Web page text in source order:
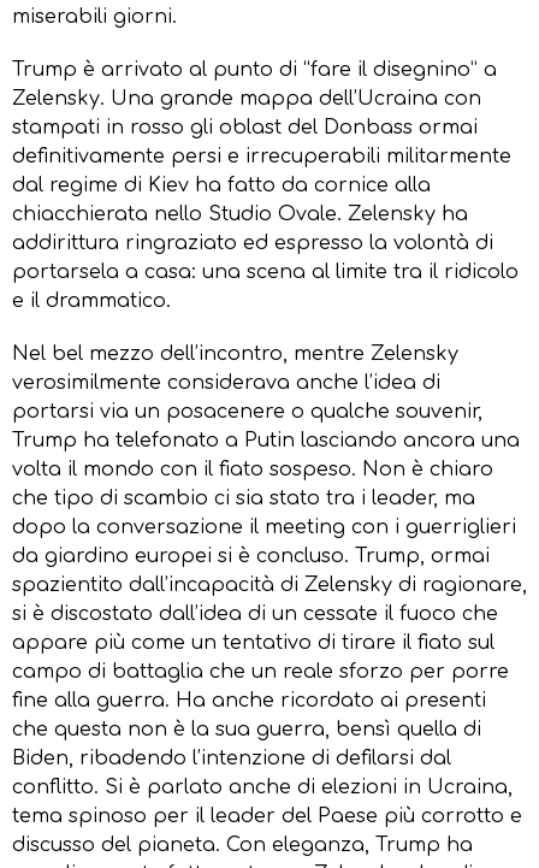
miserabili giorni.
Trump è arrivato al punto di “fare il disegnino” a
Zelensky. Una grande mappa dell’Ucraina con
stampati in rosso gli oblast del Donbass ormai
definitivamente persi e irrecuperabili militarmente
dal regime di Kiev ha fatto da cornice alla
chiacchierata nello Studio Ovale. Zelensky ha
addirittura ringraziato ed espresso la volontà di
portarsela a casa: una scena al limite tra il ridicolo
e il drammatico.
Nel bel mezzo dell’incontro, mentre Zelensky
verosimilmente considerava anche l’idea di
portarsi via un posacenere o qualche souvenir,
Trump ha telefonato a Putin lasciando ancora una
volta il mondo con il fiato sospeso. Non è chiaro
che tipo di scambio ci sia stato tra i leader, ma
dopo la conversazione il meeting con i guerriglieri
da giardino europei si è concluso. Trump, ormai
spazientito dall’incapacità di Zelensky di ragionare,
si è discostato dall’idea di un cessate il fuoco che
appare più come un tentativo di tirare il fiato sul
campo di battaglia che un reale sforzo per porre
fine alla guerra. Ha anche ricordato ai presenti
che questa non è la sua guerra, bensì quella di
Biden, ribadendo l’intenzione di defilarsi dal
conflitto. Si è parlato anche di elezioni in Ucraina,
tema spinoso per il leader del Paese più corrotto e
discusso del pianeta. Con eleganza, Trump ha